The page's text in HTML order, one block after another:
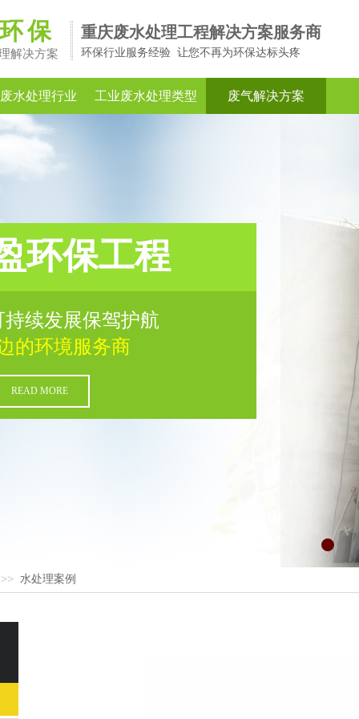
解决方案
保 重庆废水处理工程解决方案服务商
环保行业服务经验 让您不再为环保达标头疼
水处理行业 工业废水处理类型 废气解决方案
环保工程
持续发展保驾护航
的环境服务商
READ MORE
>> 水处理案例